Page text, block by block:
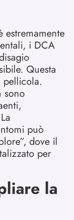
estremamente
i DCA
Questa
sono
può
dove il
per
la